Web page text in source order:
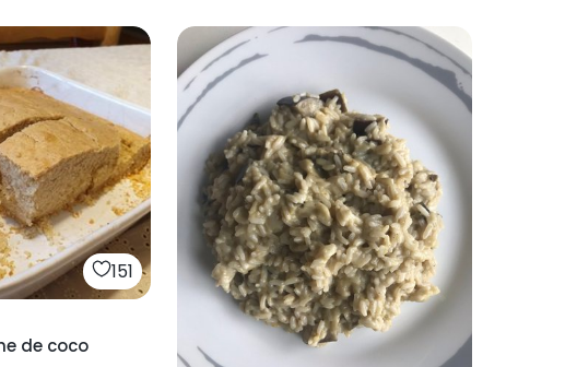
151
de coco